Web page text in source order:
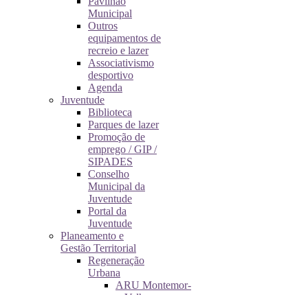
Municipal
Outros
equipamentos de
recreio e lazer
Associativismo
desportivo
Agenda
Juventude
Biblioteca
Parques de lazer
Promoção de
emprego / GIP /
SIPADES
Conselho
Municipal da
Juventude
Portal da
Juventude
Planeamento e
Gestão Territorial
Regeneração
Urbana
ARU Montemor-